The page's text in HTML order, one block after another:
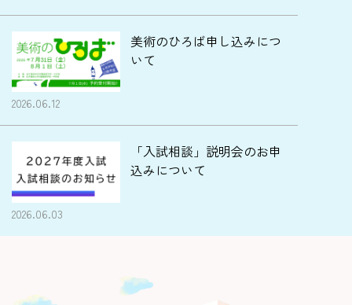
2026.06.12
美術のひろば申し込みにつ
いて
2026.06.03
「入試相談」説明会のお申
込みについて